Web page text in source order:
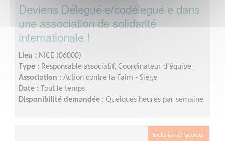
Deviens Délegué·e/codélegué·e dans
une association de solidarité
internationale !
Lieu : NICE (06000)
Type : Responsable associatif, Coordinateur d'équipe
Association : Action contre la Faim - Siège
Date :
Tout le temps
Disponibilité demandée : Quelques heures par semaine
Exclusion & Pauvreté